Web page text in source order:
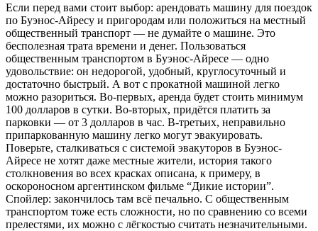
Если перед вами стоит выбор: арендовать машину для поездок
по Буэнос-Айресу и пригородам или положиться на местный
общественный транспорт — не думайте о машине. Это
бесполезная трата времени и денег. Пользоваться
общественным транспортом в Буэнос-Айресе — одно
удовольствие: он недорогой, удобный, круглосуточный и
достаточно быстрый. А вот с прокатной машиной легко
можно разориться. Во-первых, аренда будет стоить минимум
100 долларов в сутки. Во-вторых, придётся платить за
парковки — от 3 долларов в час. В-третьих, неправильно
припаркованную машину легко могут эвакуировать.
Поверьте, сталкиваться с системой эвакуторов в Буэнос-
Айресе не хотят даже местные жители, история такого
столкновения во всех красках описана, к примеру, в
оскороносном аргентинском фильме “Дикие истории”.
Спойлер: закончилось там всё печально. С общественным
транспортом тоже есть сложности, но по сравнению со всеми
прелестями, их можно с лёгкостью считать незначительными.